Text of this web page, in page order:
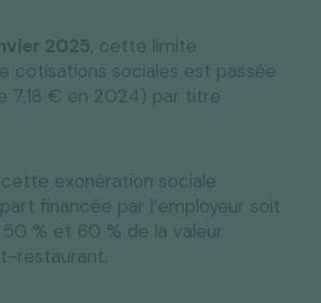
2025, cette limite
cotisations sociales est passée
7,18 € en 2024) par titre
exonération sociale
financée par l’employeur soit
% et 60 % de la valeur
restaurant.